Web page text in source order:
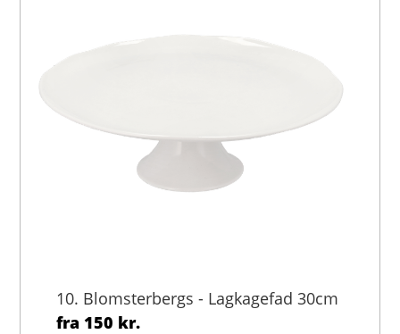
10. Blomsterbergs - Lagkagefad 30cm
fra 150 kr.